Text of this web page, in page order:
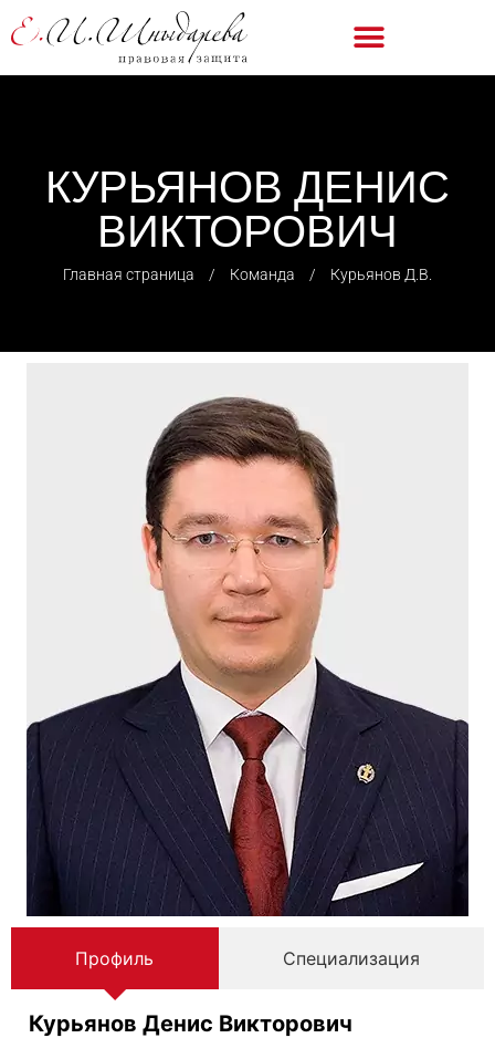
КУРЬЯНОВ ДЕНИС
ВИКТОРОВИЧ
Главная страница ⠀/⠀ Команда ⠀/⠀ Курьянов Д.В.
Профиль Специализация
Курьянов Денис Викторович